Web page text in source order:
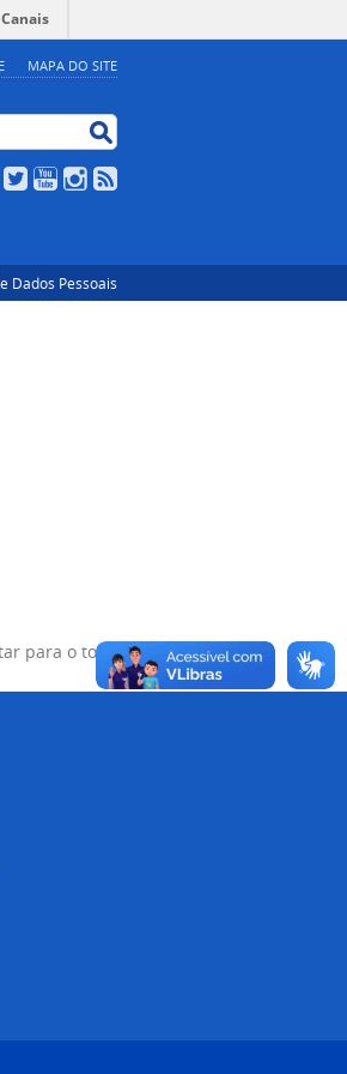
MAPA DO SITE
Canais
Facebook
TwitterYouTubeInstagram
Dados Pessoais
para o topo